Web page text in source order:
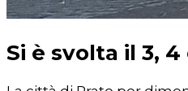
Si è svolta il 3,